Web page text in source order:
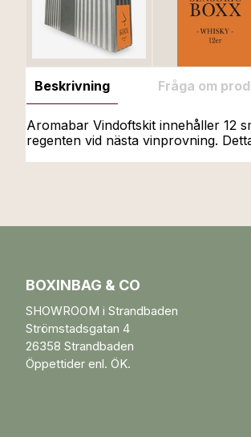
Beskrivning Fråga om
Aromabar Vindoftskit innehåller 12
regenten vid nästa vinprovning.
BOXINBAG & CO
SHOWROOM i Strandbaden
Strömstadsgatan 4
26358 Strandbaden
Öppettider enl. ÖK.